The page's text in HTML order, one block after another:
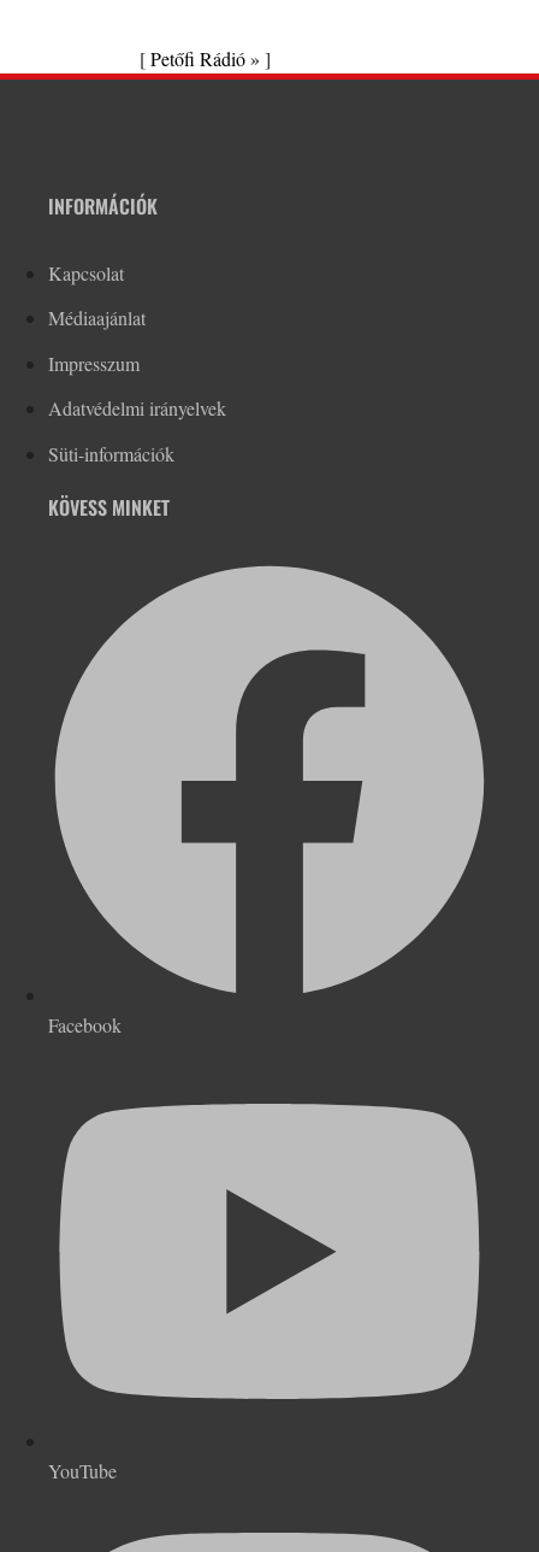
[Petőfi Rádió » ]
INFORMÁCIÓK
Kapcsolat
Médiaajánlat
Impresszum
Adatvédelmi irányelvek
Süti-információk
KÖVESS MINKET
Facebook
YouTube